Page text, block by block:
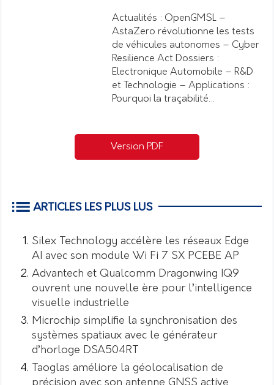
Actualités : OpenGMSL –
AstaZero révolutionne les tests
de véhicules autonomes – Cyber
Resilience Act Dossiers :
Electronique Automobile – R&D
et Technologie – Applications :
Pourquoi la traçabilité…
Version PDF
ARTICLES LES PLUS LUS
Silex Technology accélère les réseaux Edge
AI avec son module Wi Fi 7 SX PCEBE AP
Advantech et Qualcomm Dragonwing IQ9
ouvrent une nouvelle ère pour l’intelligence
visuelle industrielle
Microchip simplifie la synchronisation des
systèmes spatiaux avec le générateur
d’horloge DSA504RT
Taoglas améliore la géolocalisation de
précision avec son antenne GNSS active